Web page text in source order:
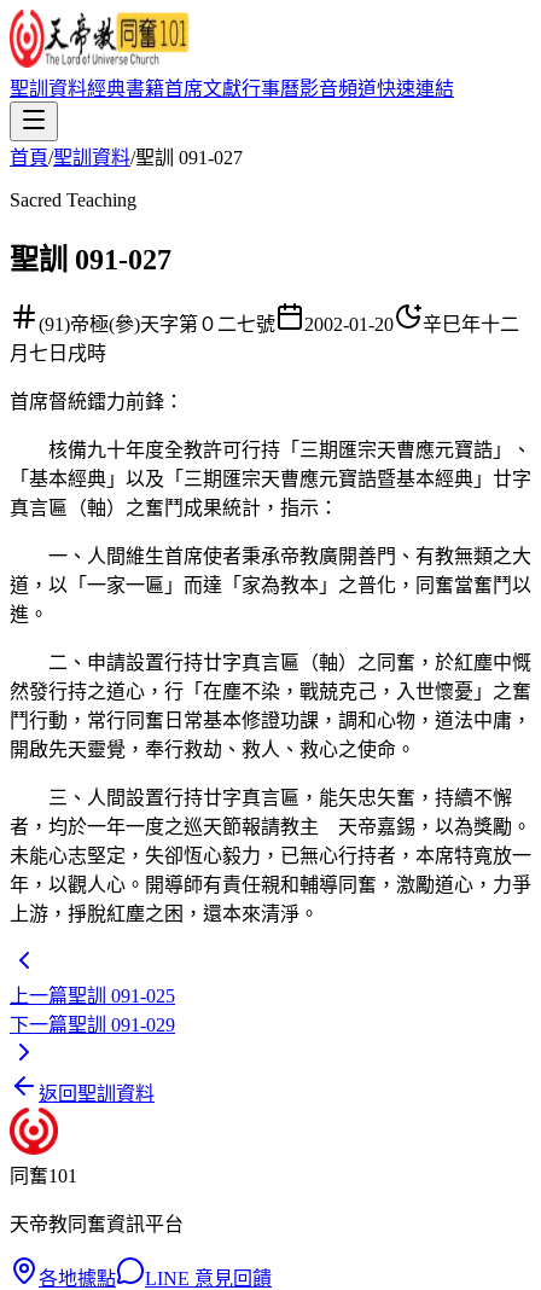
聖訓資料經典書籍首席文獻行事曆影音頻道快速連結
首頁/聖訓資料/聖訓 091-027
Sacred Teaching
聖訓 091-027
(91)帝極(參)天字第０二七號 2002-01-20
辛巳年十二
月七日戌時
首席督統鐳力前鋒 ：
核備九十年度全教許可行持「三期匯宗天曹應元寶誥」、
「基本經典」以及「三期匯宗天曹應元寶誥暨基本經典」廿字
真言匾（軸）之奮鬥成果統計，指示：
一、人間維生首席使者秉承帝教廣開善門、有教無類之大
道，以「一家一匾」而達「家為教本」之普化，同奮當奮鬥以
進。
二、申請設置行持廿字真言匾（軸）之同奮，於紅塵中慨
然發行持之道心，行「在塵不染，戰兢克己，入世懷憂」之奮
鬥行動，常行同奮日常基本修證功課，調和心物，道法中庸，
開啟先天靈覺，奉行救劫、救人、救心之使命。
三、人間設置行持廿字真言匾，能矢忠矢奮，持續不懈
者，均於一年一度之巡天節報請教主 天帝嘉錫，以為獎勵。
未能心志堅定，失卻恆心毅力，已無心行持者，本席特寬放一
年，以觀人心。開導師有責任親和輔導同奮，激勵道心，力爭
上游，掙脫紅塵之困，還本來清淨。
上一篇聖訓 091-025
下一篇聖訓 091-029
返回聖訓資料
同奮101
天帝教同奮資訊平台
各地據點 LINE 意見回饋